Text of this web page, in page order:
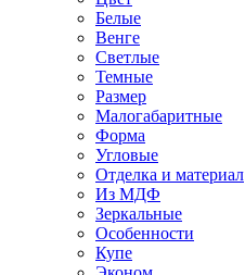
Белые
Венге
Светлые
Темные
Размер
Малогабаритные
Форма
Угловые
Отделка и материал
Из МДФ
Зеркальные
Особенности
Купе